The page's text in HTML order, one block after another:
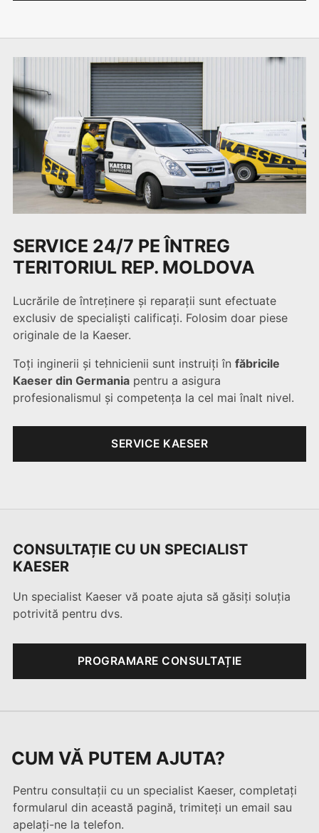
SERVICE 24/7 PE ÎNTREG
TERITORIUL REP. MOLDOVA
Lucrările de întreținere și reparații sunt efectuate
exclusiv de specialiști calificați. Folosim doar piese
originale de la Kaeser.
Toți inginerii și tehnicienii sunt instruiți în făbricile
Kaeser din Germania pentru a asigura
profesionalismul și competența la cel mai înalt nivel.
SERVICE KAESER
CONSULTAȚIE CU UN SPECIALIST
KAESER
Un specialist Kaeser vă poate ajuta să găsiți soluția
potrivită pentru dvs.
PROGRAMARE CONSULTAȚIE
CUM VĂ PUTEM AJUTA?
Pentru consultații cu un specialist Kaeser, completați
formularul din această pagină, trimiteți un email sau
apelați-ne la telefon.